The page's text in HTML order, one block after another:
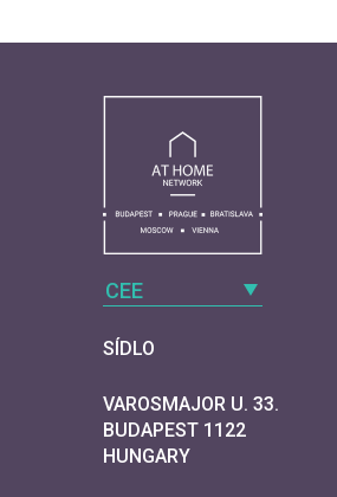
CEE
SÍDLO
VAROSMAJOR U. 33.
BUDAPEST 1122
HUNGARY